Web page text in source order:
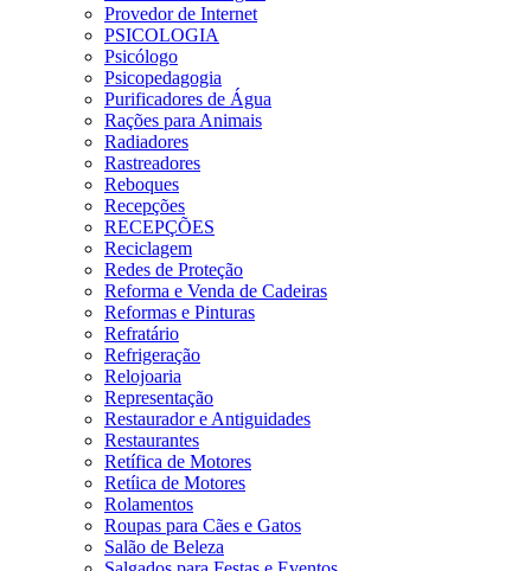
Provedor de Internet
PSICOLOGIA
Psicólogo
Psicopedagogia
Purificadores de Água
Rações para Animais
Radiadores
Rastreadores
Reboques
Recepções
RECEPÇÕES
Reciclagem
Redes de Proteção
Reforma e Venda de Cadeiras
Reformas e Pinturas
Refratário
Refrigeração
Relojoaria
Representação
Restaurador e Antiguidades
Restaurantes
Retífica de Motores
Retíica de Motores
Rolamentos
Roupas para Cães e Gatos
Salão de Beleza